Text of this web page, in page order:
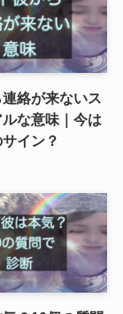
絡が来ないス
な意味｜今は
イン？